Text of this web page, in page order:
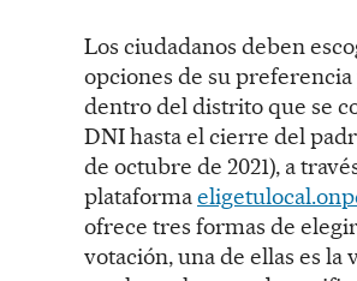
Los ciudadanos deben
opciones de su
dentro del distrito que se
DNI hasta el cierre del
de octubre de 2021), a
plataforma
ofrece tres formas de
votación, una de ellas es la